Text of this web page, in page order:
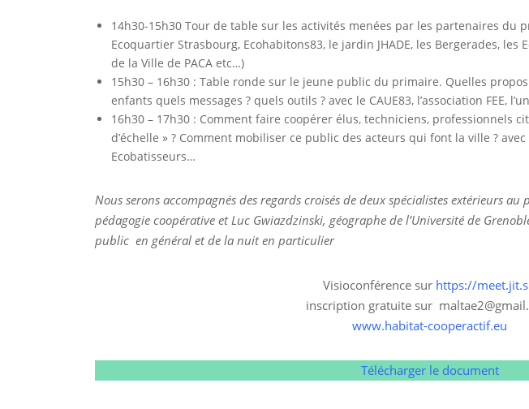
14h30-15h30 Tour de table sur les activités menées par les partenaires du
Ecoquartier Strasbourg, Ecohabitons83, le jardin JHADE, les Bergerades, les
de la Ville de PACA etc…)
15h30 – 16h30 : Table ronde sur le jeune public du primaire. Quelles
enfants quels messages ? quels outils ? avec le CAUE83, l’association FEE,
16h30 – 17h30 : Comment faire coopérer élus, techniciens, professionnels
d’échelle » ? Comment mobiliser ce public des acteurs qui font la ville ?
Ecobatisseurs…
Nous serons accompagnés des regards croisés de deux spécialistes extérieurs
pédagogie coopérative et Luc Gwiazdzinski, géographe de l’Université de
public en général et de la nuit en particulier
Visioconférence sur https://
inscription gratuite sur
www.habitat-cooperactif.eu
Télécharger le document